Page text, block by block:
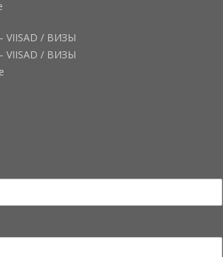
VIISAD / ВИЗЫ
VIISAD / ВИЗЫ